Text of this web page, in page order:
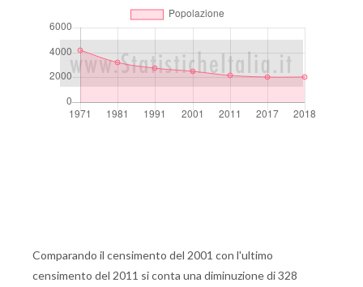
Comparando il censimento del 2001 con l'ultimo
censimento del 2011 si conta una diminuzione di 328